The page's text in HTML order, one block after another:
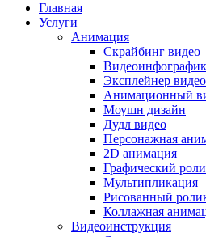
Главная
Услуги
Анимация
Скрайбинг видео
Эксплейнер видео
Анимационный
Моушн дизайн
Дудл видео
Персонажная
2D анимация
Графический
Мультипликация
Рисованный
Коллажная
Видеоинструкция